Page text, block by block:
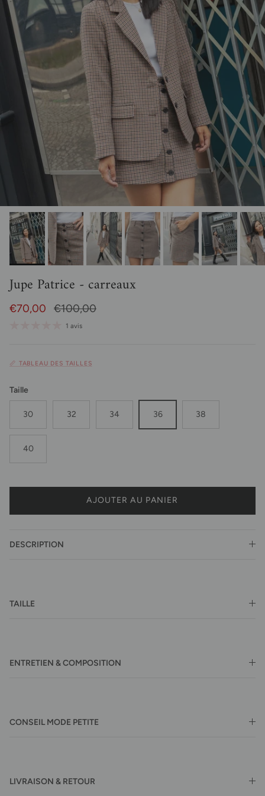
Jupe Patrice - carreaux
Prix soldé
€70,00 Prix habituel
€100,00
1 avis
📏 TABLEAU DES TAILLES
Taille
30 32 34 36 38
40
AJOUTER AU PANIER
DESCRIPTION
TAILLE
ENTRETIEN & COMPOSITION
CONSEIL MODE PETITE
LIVRAISON & RETOUR